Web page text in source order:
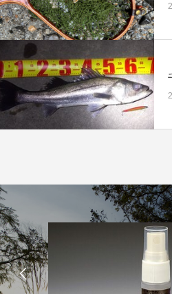
リールオーバーホール「マスタープ
ム」
2023.03.21